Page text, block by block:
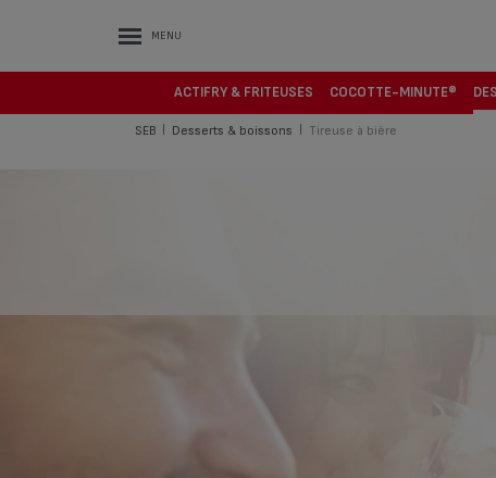
MENU
ACTIFRY & FRITEUSES COCOTTE-MINUTE®
SEB Desserts & boissons Tireuse à bière